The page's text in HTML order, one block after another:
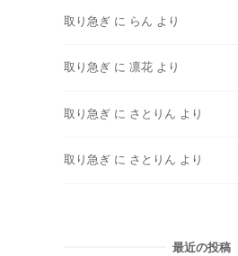
取り急ぎ に らん より
取り急ぎ に 凛花 より
取り急ぎ に さとりん より
取り急ぎ に さとりん より
最近の投稿